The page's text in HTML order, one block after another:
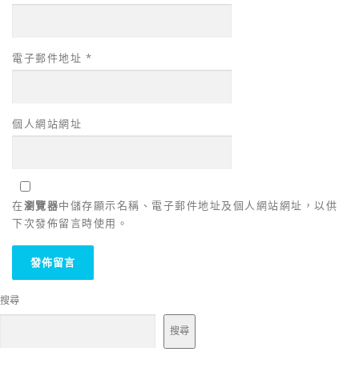
電子郵件地址 *
個人網站網址
在瀏覽器中儲存顯示名稱、電子郵件地址及個人網站網址，以供
下次發佈留言時使用。
搜尋
搜尋